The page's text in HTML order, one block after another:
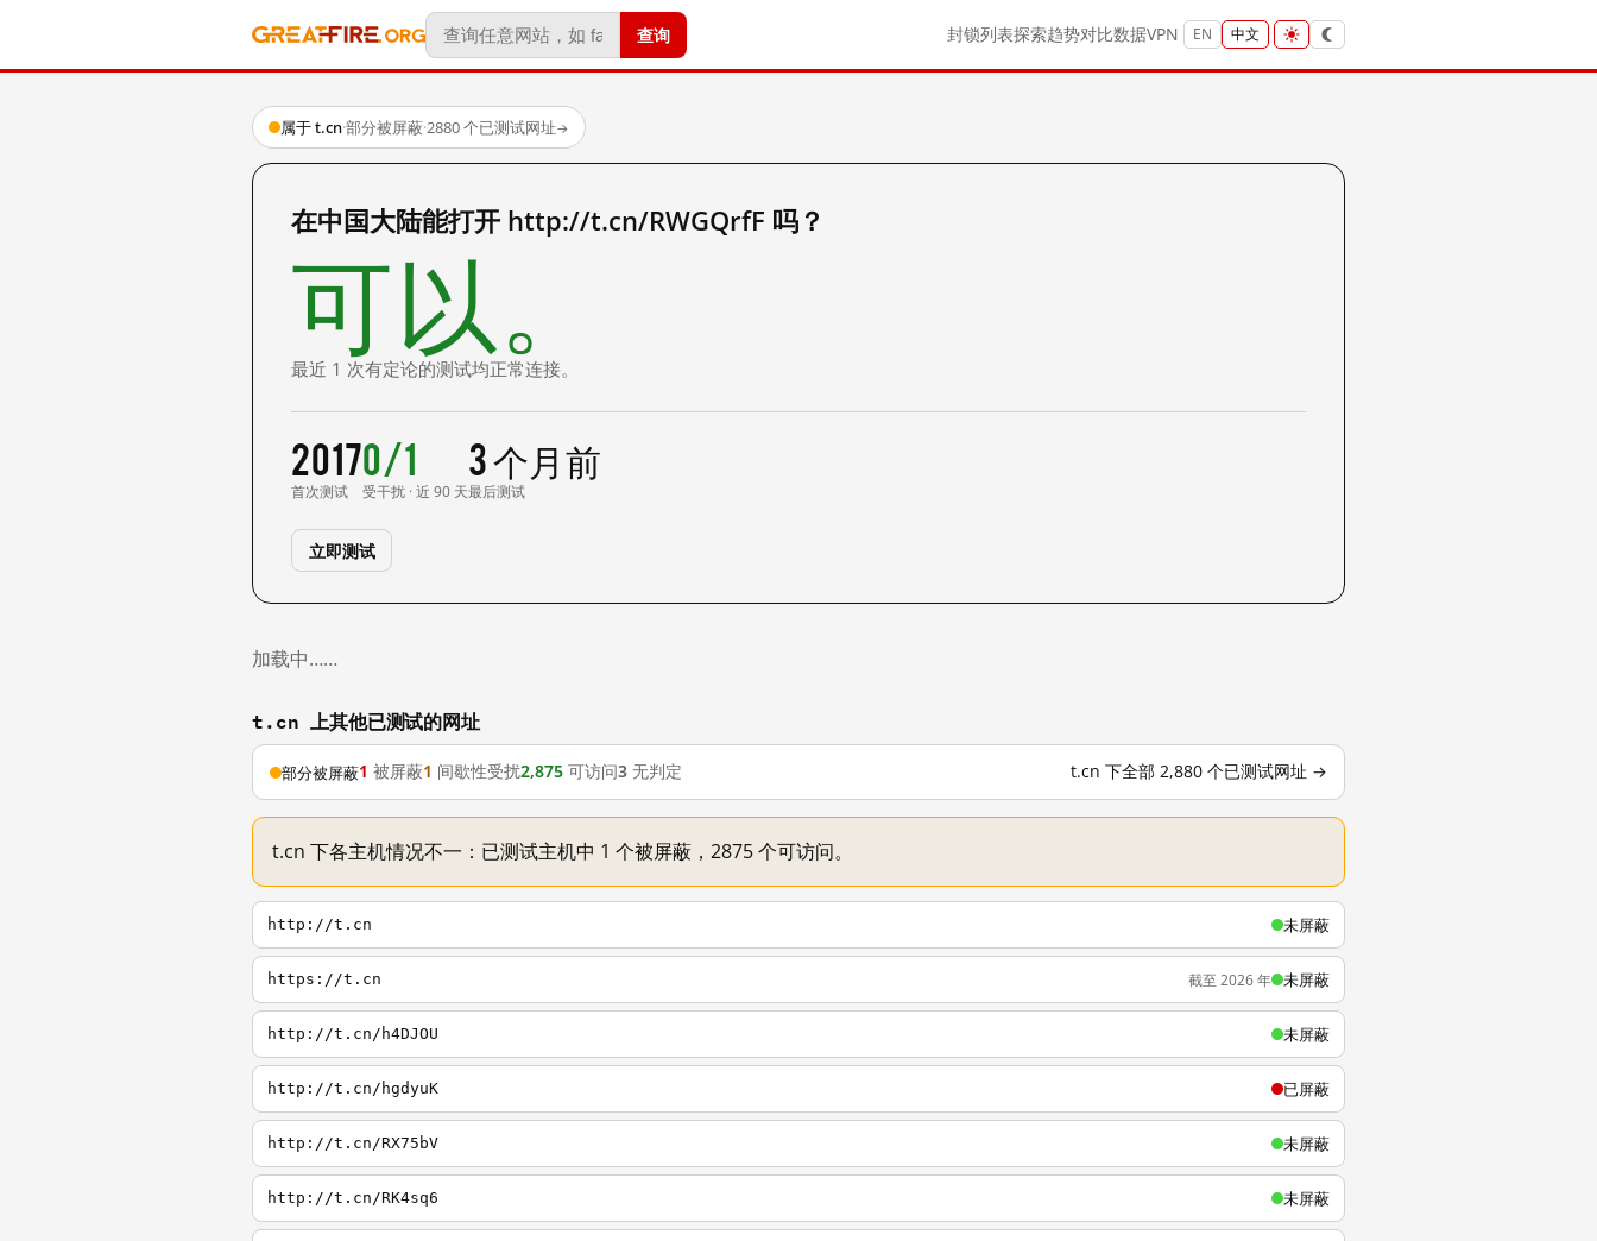
查询 封锁列表探索趋势对比数据VPN EN 中文
属于 t.cn·部分被屏蔽·2880 个已测试网址→
在中国大陆能打开 http://t.cn/RWGQrfF 吗？
可以。
最近 1 次有定论的测试均正常连接。
2017
首次测试
0/1
受干扰 · 近 90 天
3 个月前
最后测试
立即测试
加载中……
t.cn 上其他已测试的网址
部分被屏蔽1 被屏蔽1 间歇性受扰2,875 可访问3 无判定 t.cn 下全部 2,880 个已测试网址 →
t.cn 下各主机情况不一：已测试主机中 1 个被屏蔽，2875 个可访问。
http://t.cn 未屏蔽
https://t.cn 截至 2026 年 未屏蔽
http://t.cn/h4DJOU 未屏蔽
http://t.cn/hgdyuK 已屏蔽
http://t.cn/RX75bV 未屏蔽
http://t.cn/RK4sq6 未屏蔽